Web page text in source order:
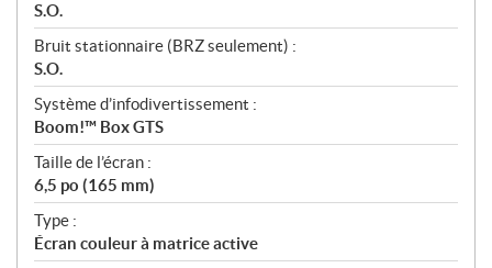
S.O.
Bruit stationnaire (BRZ seulement) :
S.O.
Système d’infodivertissement :
Boom!™ Box GTS
Taille de l’écran :
6,5 po (165 mm)
Type :
Écran couleur à matrice active